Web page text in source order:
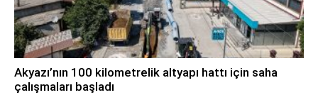
Akyazı’nın 100 kilometrelik altyapı hattı için saha
çalışmaları başladı